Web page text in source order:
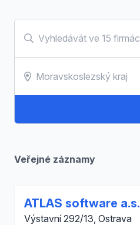
Veřejné záznamy
ATLAS software a.s.
Výstavní 292/13, Ostrava